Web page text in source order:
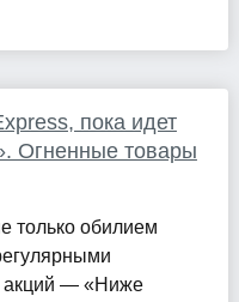
пока идет
Огненные товары
только обилием
акций — «Ниже